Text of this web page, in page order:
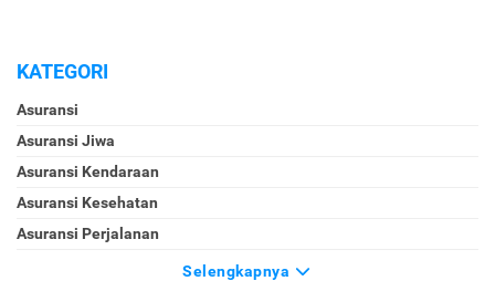
KATEGORI
Asuransi
Asuransi Jiwa
Asuransi Kendaraan
Asuransi Kesehatan
Asuransi Perjalanan
Selengkapnya